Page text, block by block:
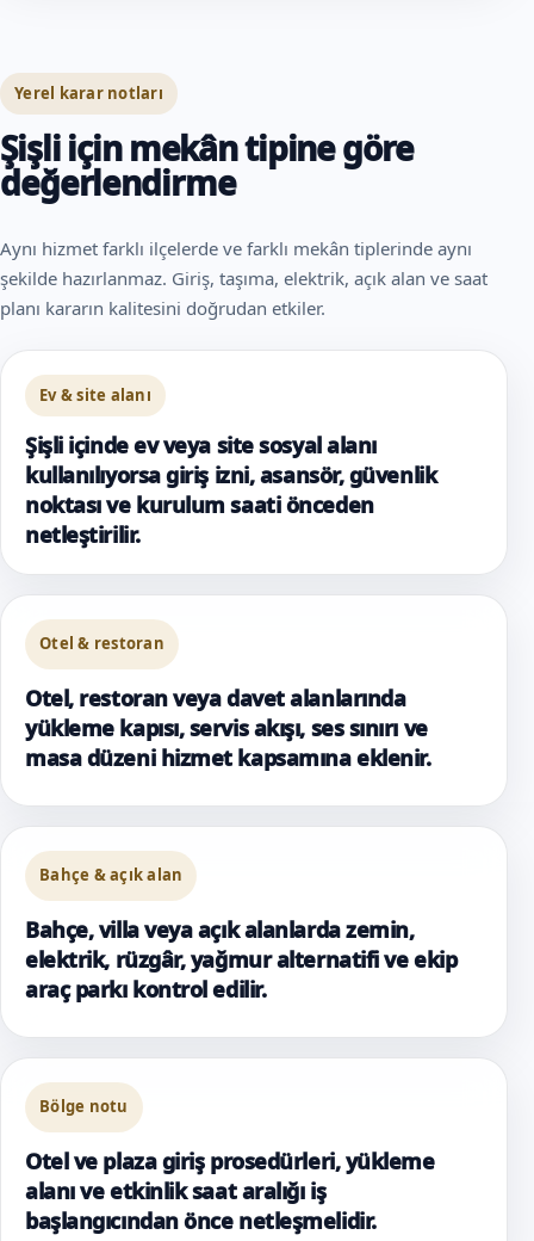
Yerel karar notları
Şişli için mekân tipine göre
değerlendirme
Aynı hizmet farklı ilçelerde ve farklı mekân tiplerinde aynı
şekilde hazırlanmaz. Giriş, taşıma, elektrik, açık alan ve saat
planı kararın kalitesini doğrudan etkiler.
Ev & site alanı
Şişli içinde ev veya site sosyal alanı
kullanılıyorsa giriş izni, asansör, güvenlik
noktası ve kurulum saati önceden
netleştirilir.
Otel & restoran
Otel, restoran veya davet alanlarında
yükleme kapısı, servis akışı, ses sınırı ve
masa düzeni hizmet kapsamına eklenir.
Bahçe & açık alan
Bahçe, villa veya açık alanlarda zemin,
elektrik, rüzgâr, yağmur alternatifi ve ekip
araç parkı kontrol edilir.
Bölge notu
Otel ve plaza giriş prosedürleri, yükleme
alanı ve etkinlik saat aralığı iş
başlangıcından önce netleşmelidir.